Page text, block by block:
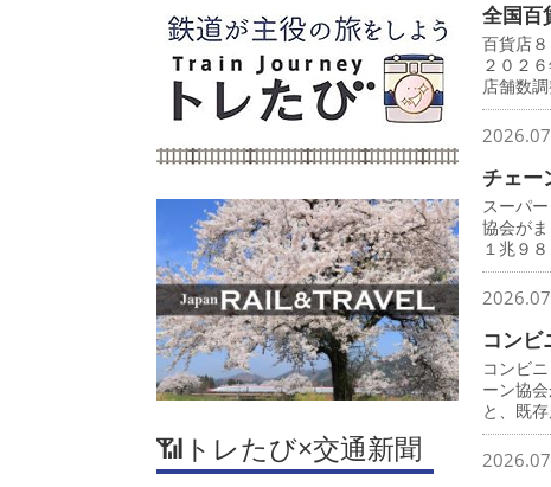
📶トレたび×交通新聞
全国百
百貨店
２０２
店舗数
チェー
スーパ
協会が
１兆９
コン
コンビ
ーン協
と、既